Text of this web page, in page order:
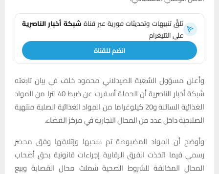
تلقَّ تنبيهات وتحديثات فورية عبر قناةشبكة أخبار الناصرية
على التليغرام
انضم للقناة
وأعلن مسؤول الشعبة الصيدلاني محمود خلف في بيان تابعته
شبكة أخبار الناصرية أن الحملة أسفرت عن ضبط 40 لترا من المواد
الغذائية السائلة و20 كيلوغراما من المواد الغذائية الصلبة منتهية
الصلاحية داخل عدد من المحال التجارية في مركز القضاء.
وأوضح أن المواد المضبوطة تم سحبها وإتلافها وفق محضر
رسمي فيما اتخذت الفرق الرقابية إجراءات قانونية بحق أصحاب
المحال المخالفة للشروط الصحية شملت محال القصابة وبيع